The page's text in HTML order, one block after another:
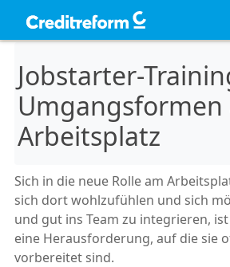
Jobstarter-
Umgangsformen
Arbeitsplatz
Sich in die neue Rolle am
sich dort wohlzufühlen und sich
und gut ins Team zu integrieren,
eine Herausforderung, auf die sie
vorbereitet sind.